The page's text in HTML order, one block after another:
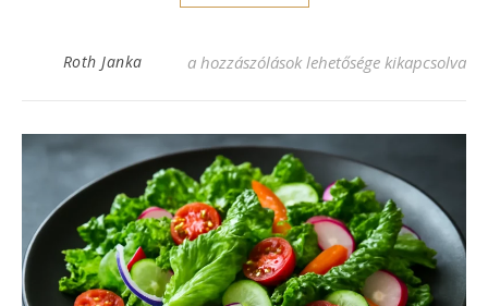
Roth Janka Friss saláták húsételek mellé – ízletes
a hozzászólások lehetősége kikapcsolva